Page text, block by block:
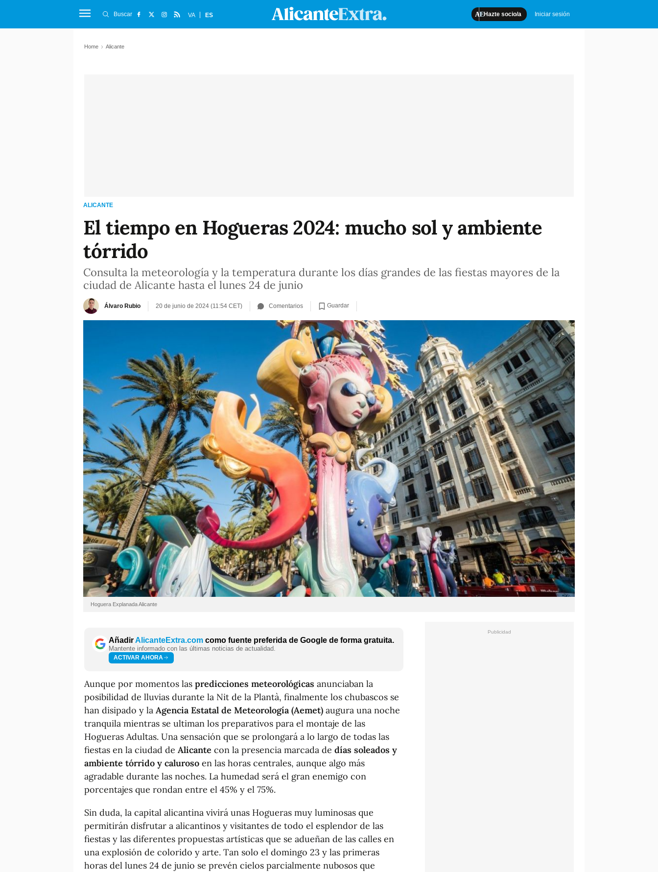
Hazte socio/a Iniciar sesión
Buscar VA ES
Home Alicante
ALICANTE
El tiempo en Hogueras 2024: mucho sol y ambiente
tórrido
Consulta la meteorología y la temperatura durante los días grandes de las fiestas mayores de la
ciudad de Alicante hasta el lunes 24 de junio
Álvaro Rubio 20 de junio de 2024 (11:54 CET) Comentarios Guardar
Hoguera Explanada Alicante
AñadirAlicanteExtra.com como fuente preferida de Google de forma gratuita.
Mantente informado con las últimas noticias de actualidad.
ACTIVAR AHORA
Aunque por momentos las predicciones meteorológicas anunciaban la
posibilidad de lluvias durante la Nit de la Plantà, finalmente los chubascos se
han disipado y la Agencia Estatal de Meteorología (Aemet) augura una noche
tranquila mientras se ultiman los preparativos para el montaje de las
Hogueras Adultas. Una sensación que se prolongará a lo largo de todas las
fiestas en la ciudad de Alicante con la presencia marcada de días soleados y
ambiente tórrido y caluroso en las horas centrales, aunque algo más
agradable durante las noches. La humedad será el gran enemigo con
porcentajes que rondan entre el 45% y el 75%.
Sin duda, la capital alicantina vivirá unas Hogueras muy luminosas que
permitirán disfrutar a alicantinos y visitantes de todo el esplendor de las
fiestas y las diferentes propuestas artísticas que se adueñan de las calles en
una explosión de colorido y arte. Tan solo el domingo 23 y las primeras
horas del lunes 24 de junio se prevén cielos parcialmente nubosos que